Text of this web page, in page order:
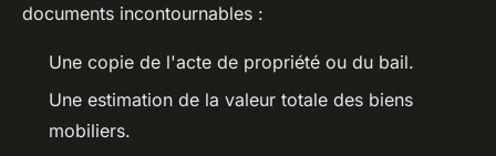
documents incontournables :
Une copie de l'acte de propriété ou du bail.
Une estimation de la valeur totale des biens
mobiliers.